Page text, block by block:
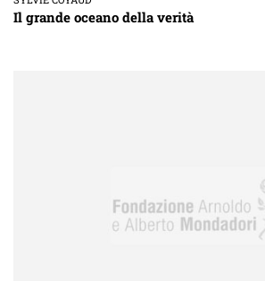
Il grande oceano della verità